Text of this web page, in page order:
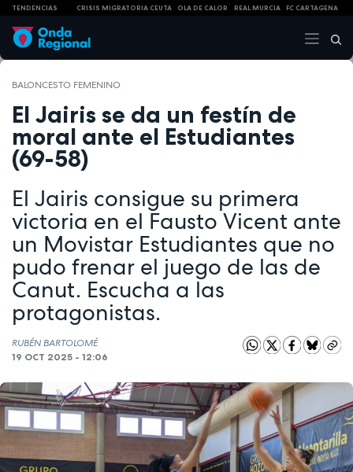
TENDENCIAS CRISIS MIGRATORIA CEUTA OLA DE CALOR REAL MURCIA FC CARTAGENA
BALONCESTO FEMENINO
El Jairis se da un festín de
moral ante el Estudiantes
(69-58)
El Jairis consigue su primera
victoria en el Fausto Vicent ante
un Movistar Estudiantes que no
pudo frenar el juego de las de
Canut. Escucha a las
protagonistas.
RUBÉN BARTOLOMÉ
19 OCT 2025 - 12:06